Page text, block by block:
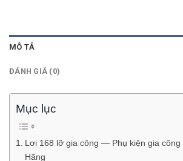
MÔ TẢ
ĐÁNH GIÁ (0)
Mục lục
Lơi 168 lỡ gia công — Phụ kiện gia công
Hãng